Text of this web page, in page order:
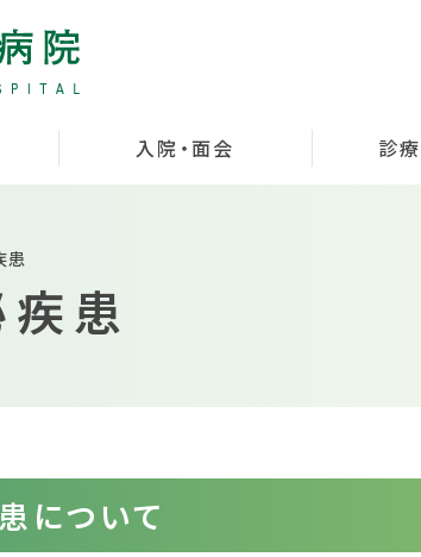
入院・面会 診
患
患
について